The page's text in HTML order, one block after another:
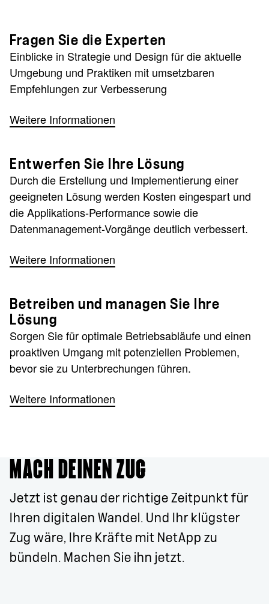
Fragen Sie die Experten
Einblicke in Strategie und Design für die aktuelle
Umgebung und Praktiken mit umsetzbaren
Empfehlungen zur Verbesserung
Weitere Informationen
Entwerfen Sie Ihre Lösung
Durch die Erstellung und Implementierung einer
geeigneten Lösung werden Kosten eingespart und
die Applikations-Performance sowie die
Datenmanagement-Vorgänge deutlich verbessert.
Weitere Informationen
Betreiben und managen Sie Ihre
Lösung
Sorgen Sie für optimale Betriebsabläufe und einen
proaktiven Umgang mit potenziellen Problemen,
bevor sie zu Unterbrechungen führen.
Weitere Informationen
MACH DEINEN ZUG
Jetzt ist genau der richtige Zeitpunkt für
Ihren digitalen Wandel. Und Ihr klügster
Zug wäre, Ihre Kräfte mit NetApp zu
bündeln. Machen Sie ihn jetzt.